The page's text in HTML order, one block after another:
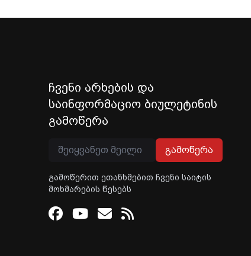
ჩვენი არხების და
საინფორმაციო ბიულეტინის
გამოწერა
გამოწერა
გამოწერით ეთანხმებით ჩვენი საიტის
მოხმარების წესებს
Facebook
Youtube
Email
RSS